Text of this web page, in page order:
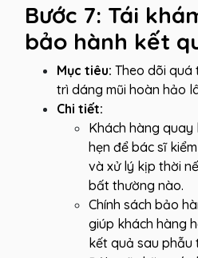
Bước 7: Tái
bảo hành kết
Mục tiêu: Theo dõi quá
trì dáng mũi hoàn hảo
Chi tiết:
Khách hàng quay
hẹn để bác sĩ
và xử lý kịp thời
bất thường nào.
Chính sách bảo
giúp khách hàng
kết quả sau phẫu